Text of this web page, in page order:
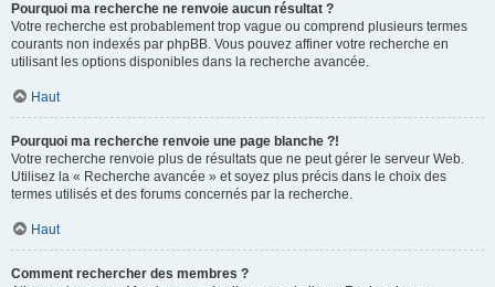
Pourquoi ma recherche ne renvoie aucun résultat ?
Votre recherche est probablement trop vague ou comprend plusieurs termes
courants non indexés par phpBB. Vous pouvez affiner votre recherche en
utilisant les options disponibles dans la recherche avancée.
Haut
Pourquoi ma recherche renvoie une page blanche ?!
Votre recherche renvoie plus de résultats que ne peut gérer le serveur Web.
Utilisez la « Recherche avancée » et soyez plus précis dans le choix des
termes utilisés et des forums concernés par la recherche.
Haut
Comment rechercher des membres ?